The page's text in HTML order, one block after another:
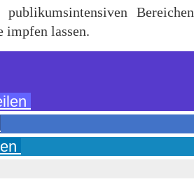
publikumsintensiven
impfen lassen.